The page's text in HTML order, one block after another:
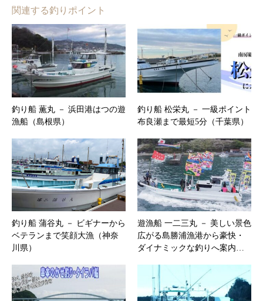
関連する釣りポイント
釣り船 薫丸 － 浜田港はつの遊
漁船（島根県）
釣り船 松栄丸 － 一級ポイント
布良瀬まで最短5分（千葉県）
釣り船 蒲谷丸 － ビギナーから
ベテランまで笑顔大漁（神奈
川県）
遊漁船 一二三丸 － 美しい景色
広がる島勝浦漁港から豪快・
ダイナミックな釣りへ案内…